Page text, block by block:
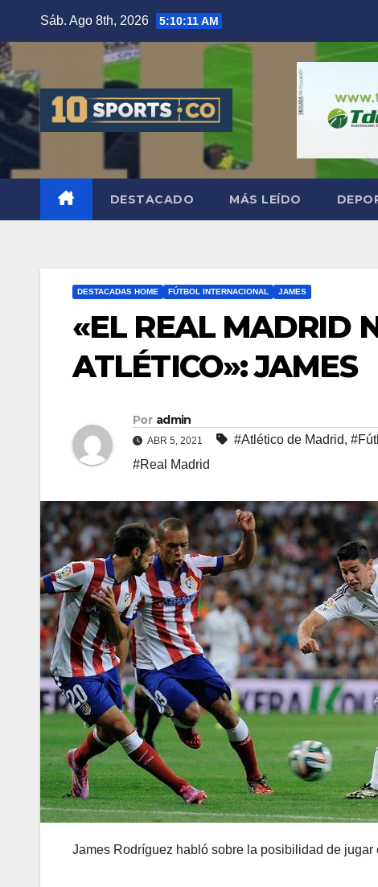
Sáb. Ago 8th, 2026 5:10:12 AM
DESTACADO MÁS LEÍDO
DESTACADAS HOME FÚTBOL INTERNACIONAL JAMES
«EL REAL MADRID
ATLÉTICO»: JAMES
Por admin
ABR 5, 2021 #Atlético de Madrid,
#Real Madrid
James Rodríguez habló sobre la posibilidad de